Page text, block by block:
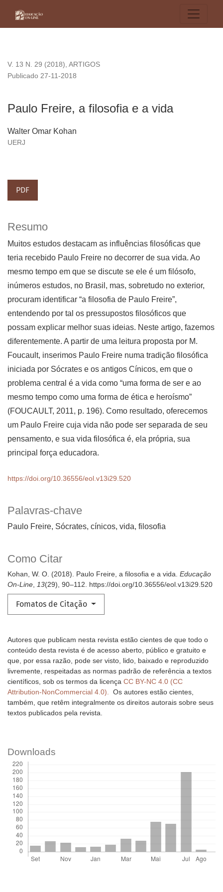
V. 13 N. 29 (2018), ARTIGOS
Paulo Freire, a filosofia e a vida
Publicado 27-11-2018
Walter Omar Kohan
UERJ
PDF
Palavras-chave
Paulo Freire, Sócrates, cínicos, vida, filosofia
Como Citar
Kohan, W. O. (2018). Paulo Freire, a filosofia e a vida. Educação
On-Line, 13(29), 90–112. https://doi.org/10.36556/eol.v13i29.520
Fomatos de Citação
Resumo
Muitos estudos destacam as influências filosóficas que
teria recebido Paulo Freire no decorrer de sua vida. Ao
mesmo tempo em que se discute se ele é um filósofo,
inúmeros estudos, no Brasil, mas, sobretudo no exterior,
procuram identificar “a filosofia de Paulo Freire”,
entendendo por tal os pressupostos filosóficos que
possam explicar melhor suas ideias. Neste artigo, fazemos
diferentemente. A partir de uma leitura proposta por M.
Foucault, inserimos Paulo Freire numa tradição filosófica
iniciada por Sócrates e os antigos Cínicos, em que o
problema central é a vida como “uma forma de ser e ao
mesmo tempo como uma forma de ética e heroísmo”
(FOUCAULT, 2011, p. 196). Como resultado, oferecemos
um Paulo Freire cuja vida não pode ser separada de seu
pensamento, e sua vida filosófica é, ela própria, sua
principal força educadora.
https://doi.org/10.36556/eol.v13i29.520
Autores que publicam nesta revista estão cientes de que todo o
conteúdo desta revista é de acesso aberto, público e gratuito e
que, por essa razão, pode ser visto, lido, baixado e reproduzido
livremente, respeitadas as normas padrão de referência a textos
científicos, sob os termos da licença CC BY-NC 4.0 (CC
Attribution-NonCommercial 4.0). Os autores estão cientes,
também, que retêm integralmente os direitos autorais sobre seus
textos publicados pela revista.
Downloads